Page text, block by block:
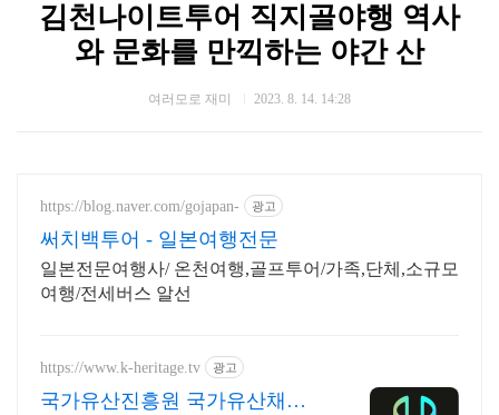
김천나이트투어 직지골야행 역사
와 문화를 만끽하는 야간 산
여러모로 재미 2023. 8. 14. 14:28
https://blog.naver.com/gojapan- 광고
써치백투어 - 일본여행전문
일본전문여행사/ 온천여행,골프투어/가족,단체,소규모
여행/전세버스 알선
https://www.k-heritage.tv 광고
국가유산진흥원 국가유산채널